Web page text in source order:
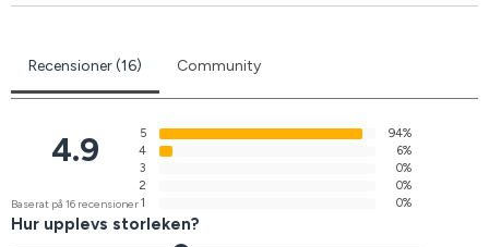
Recensioner (16) Community
4.9
Baserat på 16 recensioner
5
94%
4
6%
3
0%
2
0%
1
0%
Hur upplevs storleken?